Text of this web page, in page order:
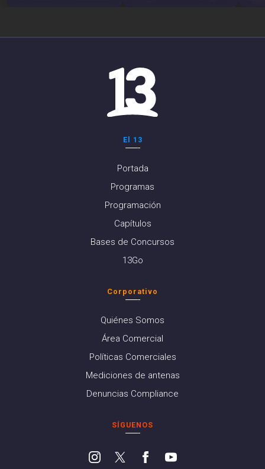
El 13
Portada
Programas
Programación
Capítulos
Bases de Concursos
13Go
Corporativo
Quiénes Somos
Área Comercial
Políticas Comerciales
Mediciones de antenas
Denuncias Compliance
SÍGUENOS